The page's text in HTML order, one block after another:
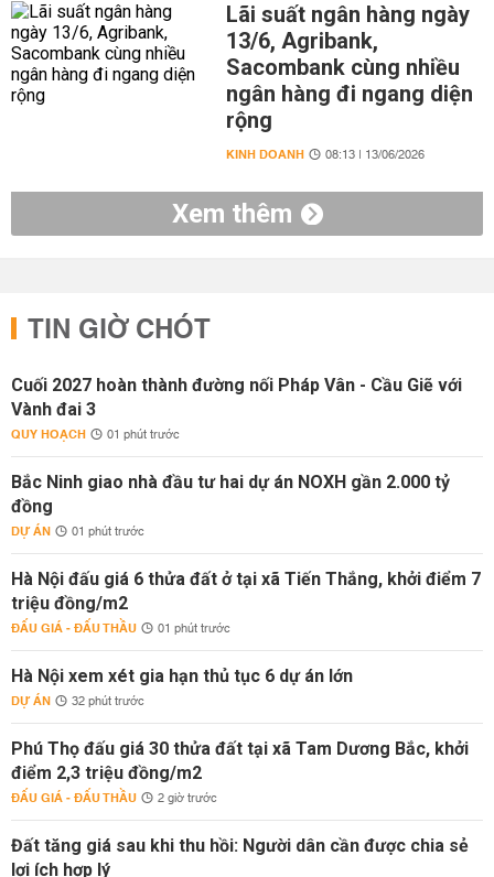
Lãi suất ngân hàng ngày
13/6, Agribank,
Sacombank cùng nhiều
ngân hàng đi ngang diện
rộng
KINH DOANH 08:13 | 13/06/2026
Xem thêm
TIN GIỜ CHÓT
Cuối 2027 hoàn thành đường nối Pháp Vân - Cầu Giẽ với
Vành đai 3
QUY HOẠCH 01 phút trước
Bắc Ninh giao nhà đầu tư hai dự án NOXH gần 2.000 tỷ
đồng
DỰ ÁN 01 phút trước
Hà Nội đấu giá 6 thửa đất ở tại xã Tiến Thắng, khởi điểm 7
triệu đồng/m2
ĐẤU GIÁ - ĐẤU THẦU 01 phút trước
Hà Nội xem xét gia hạn thủ tục 6 dự án lớn
DỰ ÁN 32 phút trước
Phú Thọ đấu giá 30 thửa đất tại xã Tam Dương Bắc, khởi
điểm 2,3 triệu đồng/m2
ĐẤU GIÁ - ĐẤU THẦU 2 giờ trước
Đất tăng giá sau khi thu hồi: Người dân cần được chia sẻ
lợi ích hợp lý